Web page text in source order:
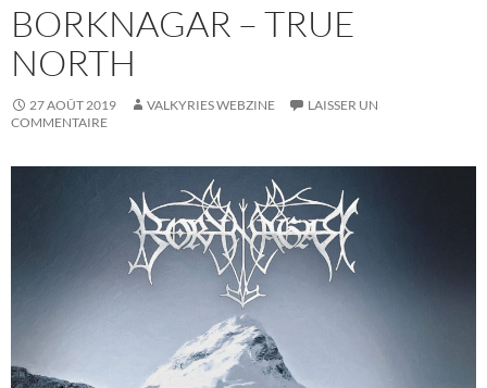
BORKNAGAR – TRUE
NORTH
27 AOÛT 2019 VALKYRIES WEBZINE
LAISSER UN
COMMENTAIRE